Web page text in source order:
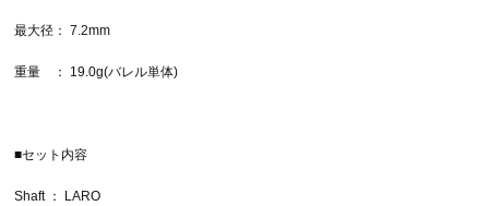
最大径： 7.2mm
重量 ： 19.0g(バレル単体)
■セット内容
Shaft ： LARO